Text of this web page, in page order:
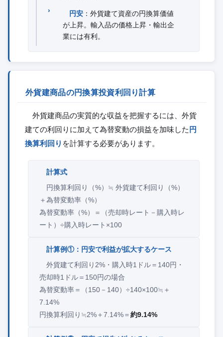
円安 ：外貨建て資産の円換算価値
が上昇。輸入品の価格上昇・輸出企
業には有利。
外貨建商品の円換算投資利回り計算
外貨建商品の実質的な収益を把握するには、外貨
建ての利回りに加えて為替変動の損益を加味した 円
換算利回り を計算する必要があります。
計算式
円換算利回り（%）≒ 外貨建て利回り（%）
＋為替変動率（%）
為替変動率（%）＝（売却時レート－購入時レ
ート）÷購入時レート×100
計算例①：円安で利益が拡大するケース
外貨建て利回り2%・購入時1ドル＝140円・
売却時1ドル＝150円の場合
為替変動率＝（150－140）÷140×100≒＋
7.14%
円換算利回り≒2%＋7.14%＝約9.14%